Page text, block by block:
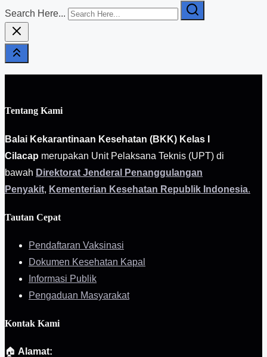
Search Here...
Tentang Kami
Balai Kekarantinaan Kesehatan (BKK) Kelas I
Cilacap merupakan Unit Pelaksana Teknis (UPT) di
bawah Direktorat Jenderal Penanggulangan
Penyakit, Kementerian Kesehatan Republik Indonesia.
Tautan Cepat
Pendaftaran Vaksinasi
Dokumen Kesehatan Kapal
Informasi Publik
Pengaduan Masyarakat
Kontak Kami
🏠 Alamat: